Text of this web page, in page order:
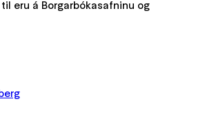
eru á Borgarbókasafninu og